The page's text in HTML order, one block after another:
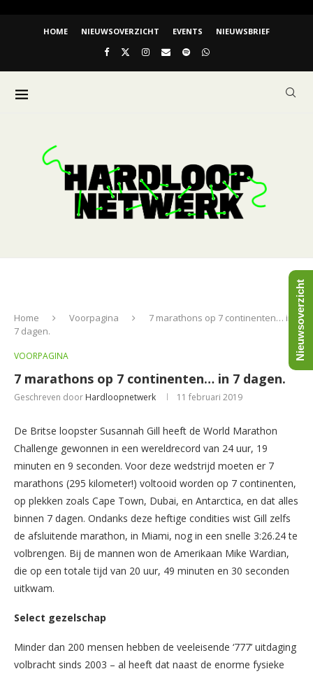
HOME NIEUWSOVERZICHT EVENTS NIEUWSBRIEF
Home Voorpagina
7 marathons op 7 continenten… in
7 dagen.
VOORPAGINA
7 marathons op 7 continenten… in 7 dagen.
Geschreven door Hardloopnetwerk 11 februari 2019
De Britse loopster Susannah Gill heeft de World Marathon
Challenge gewonnen in een wereldrecord van 24 uur, 19
minuten en 9 seconden. Voor deze wedstrijd moeten er 7
marathons (295 kilometer!) voltooid worden op 7 continenten,
op plekken zoals Cape Town, Dubai, en Antarctica, en dat alles
binnen 7 dagen. Ondanks deze heftige condities wist Gill zelfs
de afsluitende marathon, in Miami, nog in een snelle 3:26.24 te
volbrengen. Bij de mannen won de Amerikaan Mike Wardian,
die op een totale tijd van 20 uur, 49 minuten en 30 seconden
uitkwam.
Select gezelschap
Minder dan 200 mensen hebben de veeleisende ‘777’ uitdaging
volbracht sinds 2003 – al heeft dat naast de enorme fysieke
Nieuwsoverzicht